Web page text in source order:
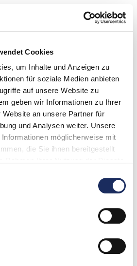
Cookies
um Inhalte und Anzeigen zu
für soziale Medien anbieten
auf unsere Website zu
geben wir Informationen zu Ihrer
Website an unsere Partner für
und Analysen weiter. Unsere
möglicherweise mit
die Sie ihnen bereitgestellt